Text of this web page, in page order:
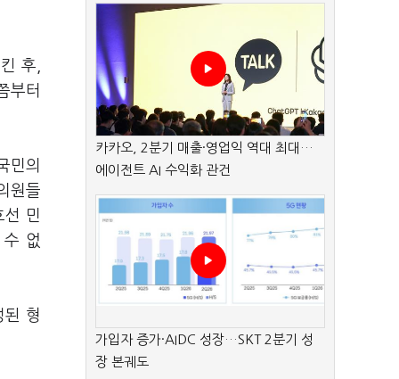
후,
부터
민의
원들
선 민
수 없
된 형
카카오, 2분기 매출·영업익 역대 최대…
에이전트 AI 수익화 관건
가입자 증가·AIDC 성장…SKT 2분기 성
장 본궤도